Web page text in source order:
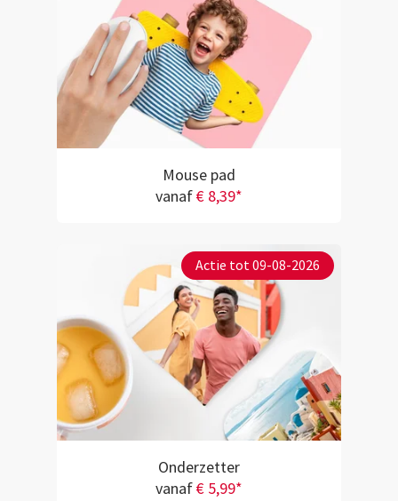
Mouse pad
vanaf€ 8,39*
Actie tot 09-08-2026
Onderzetter
vanaf€ 5,99*